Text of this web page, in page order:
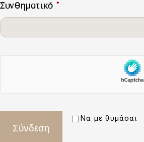
Συνθηματικό*
Να με θυμάσαι
Σύνδεση